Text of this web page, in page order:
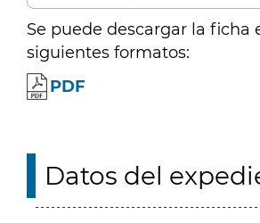
Se puede descargar la ficha
siguientes formatos:
PDF
Datos del